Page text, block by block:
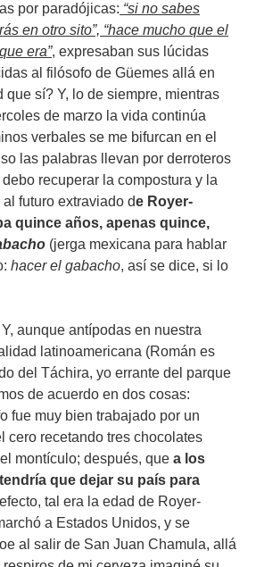
por paradójicas: “si no sabes
en otro sito”, “hace mucho que el
era”, expresaban sus lúcidas
al filósofo de Güemes allá en
que sí? Y, lo de siempre, mientras
de marzo la vida continúa
verbales se me bifurcan en el
las palabras llevan por derroteros
recuperar la compostura y la
futuro extraviado de Royer-
quince años, apenas quince,
(jerga mexicana para hablar
hacer el gabacho, así se dice, si lo
aunque antípodas en nuestra
latinoamericana (Román es
del Táchira, yo errante del parque
de acuerdo en dos cosas:
fue muy bien trabajado por un
cero recetando tres chocolates
montículo; después, que a los
que dejar su país para
tal era la edad de Royer-
a Estados Unidos, y se
al salir de San Juan Chamula, allá